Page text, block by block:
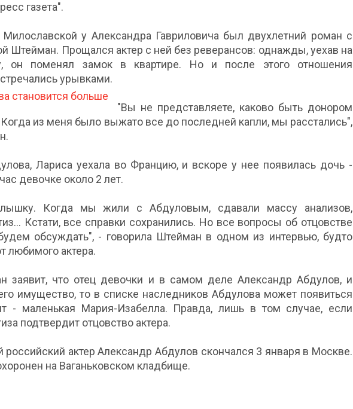
газета".
у Александра Гавриловича был двухлетний роман с
Штейман. Прощался актер с ней без реверансов: однажды, уехав на
он поменял замок в квартире. Но и после этого отношения
урывками.
"Вы не представляете, каково быть донором
из меня было выжато все до последней капли, мы расстались",
Лариса уехала во Францию, и вскоре у нее появилась дочь -
девочке около 2 лет.
Когда мы жили с Абдуловым, сдавали массу анализов,
Кстати, все справки сохранились. Но все вопросы об отцовстве
обсуждать", - говорила Штейман в одном из интервью, будто
любимого актера.
заявит, что отец девочки и в самом деле Александр Абдулов, и
имущество, то в списке наследников Абдулова может появиться
- маленькая Мария-Изабелла. Правда, лишь в том случае, если
подтвердит отцовство актера.
актер Александр Абдулов скончался 3 января в Москве.
на Ваганьковском кладбище.